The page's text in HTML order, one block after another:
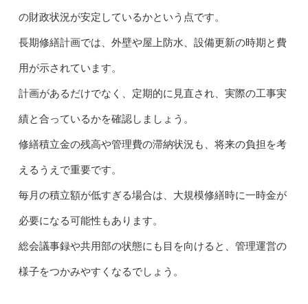
の財政状況が安定しているかという点です。
長期修繕計画では、外壁や屋上防水、設備更新の時期と費
用が示されています。
計画があるだけでなく、定期的に見直され、実際の工事実
績と合っているかを確認しましょう。
修繕積立金の残高や管理費の滞納状況も、将来の負担を考
えるうえで重要です。
毎月の積立額が低すぎる場合は、大規模修繕時に一時金が
必要になる可能性もあります。
総会議事録や共用部の状態にも目を向けると、管理運営の
様子をつかみやすくなるでしょう。